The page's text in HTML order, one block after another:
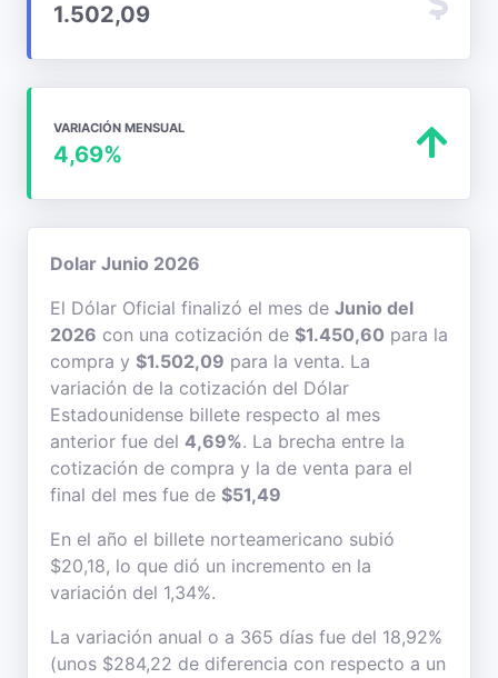
1.502,09
VARIACIÓN MENSUAL
4,69%
Dolar Junio 2026
El Dólar Oficial finalizó el mes de Junio del
2026 con una cotización de $1.450,60 para la
compra y $1.502,09 para la venta. La
variación de la cotización del Dólar
Estadounidense billete respecto al mes
anterior fue del 4,69%. La brecha entre la
cotización de compra y la de venta para el
final del mes fue de $51,49
En el año el billete norteamericano subió
$20,18, lo que dió un incremento en la
variación del 1,34%.
La variación anual o a 365 días fue del 18,92%
(unos $284,22 de diferencia con respecto a un